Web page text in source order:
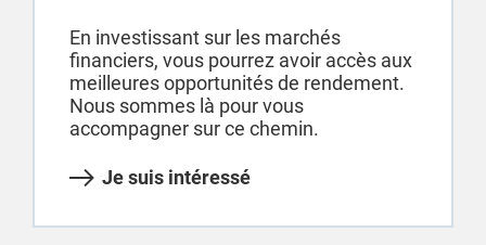
En investissant sur les marchés
financiers, vous pourrez avoir accès aux
meilleures opportunités de rendement.
Nous sommes là pour vous
accompagner sur ce chemin.
Je suis intéressé